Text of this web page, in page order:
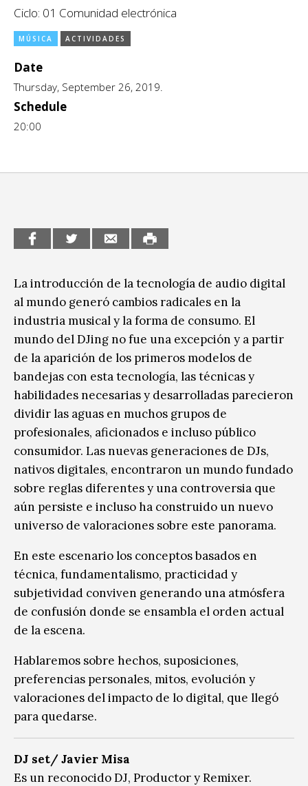
CCE en el interior/libros
Espacio itinerante de lectura infantil
Género y Diversidad
Infantil y Juvenil
Sin categoría
Ciclo: 01 Comunidad electrónica
MÚSICA ACTIVIDADES
Date
Thursday, September 26, 2019.
Schedule
20:00
La introducción de la tecnología de audio digital
al mundo generó cambios radicales en la
industria musical y la forma de consumo. El
mundo del DJing no fue una excepción y a partir
de la aparición de los primeros modelos de
bandejas con esta tecnología, las técnicas y
habilidades necesarias y desarrolladas parecieron
dividir las aguas en muchos grupos de
profesionales, aficionados e incluso público
consumidor. Las nuevas generaciones de DJs,
nativos digitales, encontraron un mundo fundado
sobre reglas diferentes y una controversia que
aún persiste e incluso ha construido un nuevo
universo de valoraciones sobre este panorama.
En este escenario los conceptos basados en
técnica, fundamentalismo, practicidad y
subjetividad conviven generando una atmósfera
de confusión donde se ensambla el orden actual
de la escena.
Hablaremos sobre hechos, suposiciones,
preferencias personales, mitos, evolución y
valoraciones del impacto de lo digital, que llegó
para quedarse.
DJ set/Javier Misa
Es un reconocido DJ, Productor y Remixer.